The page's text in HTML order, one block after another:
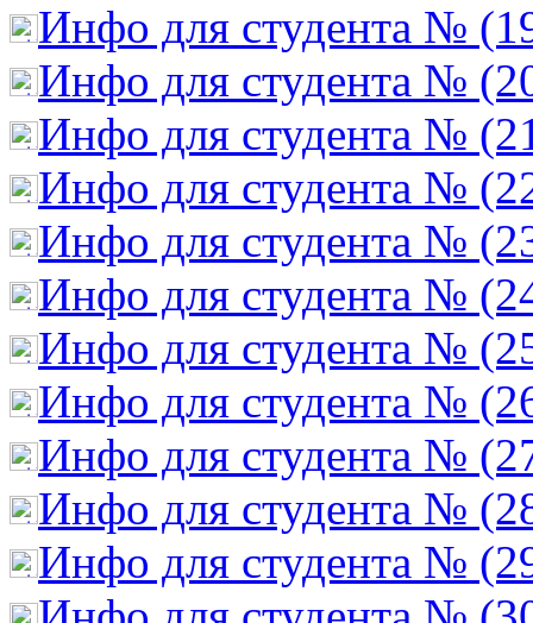
Инфо для студента №
Инфо для студента №
Инфо для студента №
Инфо для студента №
Инфо для студента №
Инфо для студента №
Инфо для студента №
Инфо для студента №
Инфо для студента №
Инфо для студента №
Инфо для студента №